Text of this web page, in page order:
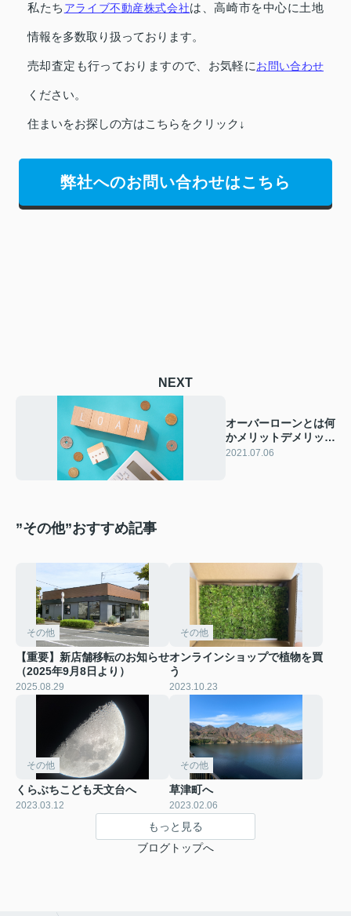
私たち アライブ不動産株式会社は、高崎市を中心に土地
情報を多数取り扱っております。
売却査定も行っておりますので、お気軽にお問い合わせ
ください。
住まいをお探しの方はこちらをクリック↓
弊社へのお問い合わせはこちら
NEXT
オーバーローンとは何
かメリットデメリット
を解説！
2021.07.06
”その他”おすすめ記事
その他
【重要】新店舗移転のお知らせ
（2025年9月8日より）
2025.08.29
その他
オンラインショップで植物を買
う
2023.10.23
その他
くらぶちこども天文台へ
2023.03.12
その他
草津町へ
2023.02.06
もっと見る
ブログトップへ